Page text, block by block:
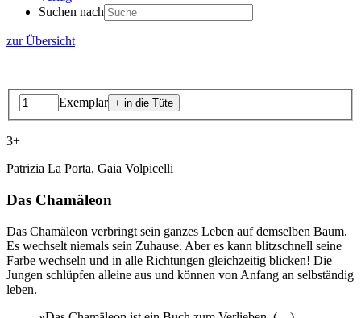
Suchen nach
zur Übersicht
Exemplar
3+
Patrizia La Porta, Gaia Volpicelli
Das Chamäleon
Das Chamäleon verbringt sein ganzes Leben auf demselben Baum.
Es wechselt niemals sein Zuhause. Aber es kann blitzschnell seine
Farbe wechseln und in alle Richtungen gleichzeitig blicken! Die
Jungen schlüpfen alleine aus und können von Anfang an selbständig
leben.